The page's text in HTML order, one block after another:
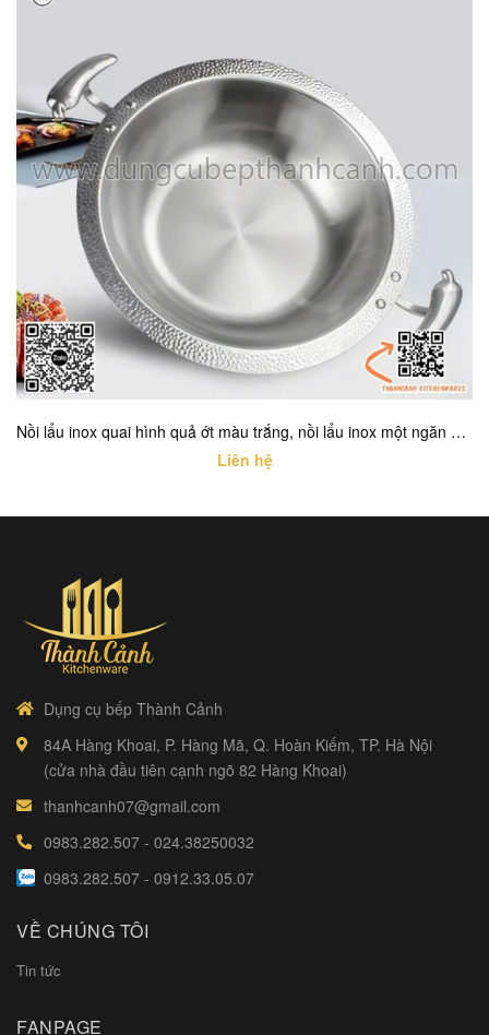
Nồi lẩu inox quai hình quả ớt màu trắng, nồi lẩu inox một ngăn cao cấp với nhiều kích thước khác nhau
Liên hệ
Dụng cụ bếp Thành Cảnh
84A Hàng Khoai, P. Hàng Mã, Q. Hoàn Kiếm, TP. Hà Nội
(cửa nhà đầu tiên cạnh ngõ 82 Hàng Khoai)
thanhcanh07@gmail.com
0983.282.507 - 024.38250032
0983.282.507 - 0912.33.05.07
VỀ CHÚNG TÔI
Tin tức
FANPAGE